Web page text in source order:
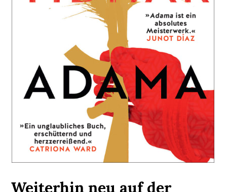
Weiterhin neu auf der